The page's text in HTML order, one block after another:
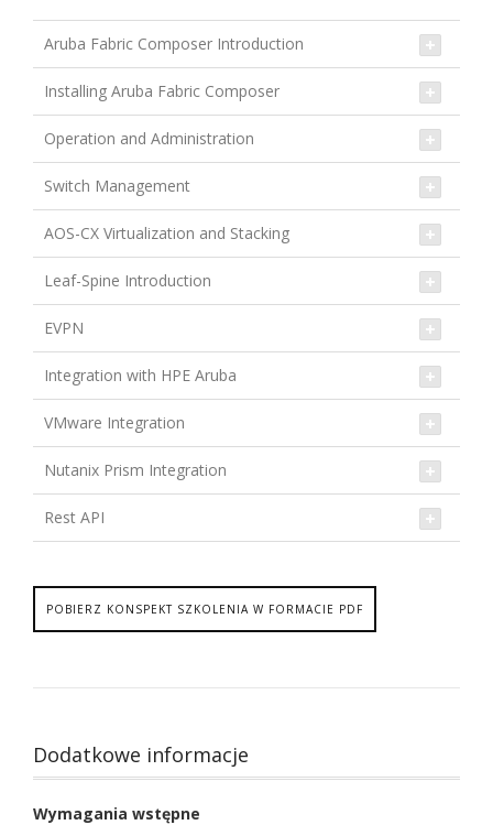
Aruba Fabric Composer Introduction
Installing Aruba Fabric Composer
Operation and Administration
Switch Management
AOS-CX Virtualization and Stacking
Leaf-Spine Introduction
EVPN
Integration with HPE Aruba
VMware Integration
Nutanix Prism Integration
Rest API
POBIERZ KONSPEKT SZKOLENIA W FORMACIE PDF
Dodatkowe informacje
Wymagania wstępne